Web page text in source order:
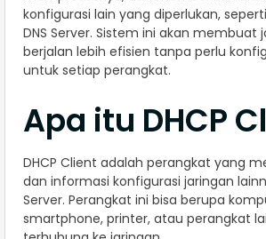
konfigurasi lain yang diperlukan, seperti
DNS Server. Sistem ini akan membuat
berjalan lebih efisien tanpa perlu
untuk setiap perangkat.
Apa itu DHCP
DHCP Client adalah perangkat yang
dan informasi konfigurasi jaringan
Server. Perangkat ini bisa berupa
smartphone, printer, atau perangkat